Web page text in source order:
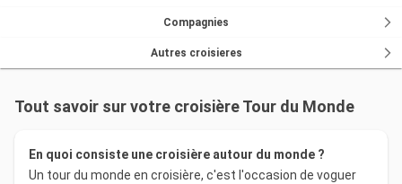
Compagnies
Autres croisieres
Tout savoir sur votre croisière Tour du Monde
En quoi consiste une croisière autour du monde ?
Un tour du monde en croisière, c'est l'occasion de voguer